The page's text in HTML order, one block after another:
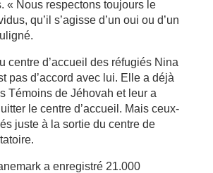
« Nous respectons toujours le
qu’il s’agisse d’un oui ou d’un
centre d’accueil des réfugiés Nina
pas d’accord avec lui. Elle a déjà
Témoins de Jéhovah et leur a
le centre d’accueil. Mais ceux-
juste à la sortie du centre de
a enregistré 21.000